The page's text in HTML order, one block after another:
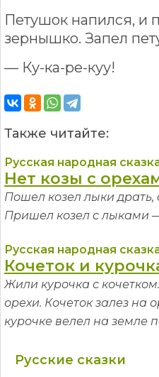
Петушок напился, и
зернышко. Запел
— Ку-ка-ре-куу!
Также читайте:
Русская народная
Нет козы с
Пошел козел лыки драть,
Пришел козел с лыками
Русская народная
Кочеток и
Жили курочка с
орехи. Кочеток залез на
курочке велел на земле
Русские сказки